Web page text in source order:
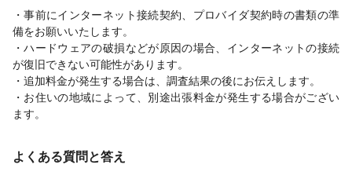
・事前にインターネット接続契約、プロバイダ契約時の書類の準
備をお願いいたします。
・ハードウェアの破損などが原因の場合、インターネットの接続
が復旧できない可能性があります。
・追加料金が発生する場合は、調査結果の後にお伝えします。
・お住いの地域によって、別途出張料金が発生する場合がござい
ます。
よくある質問と答え